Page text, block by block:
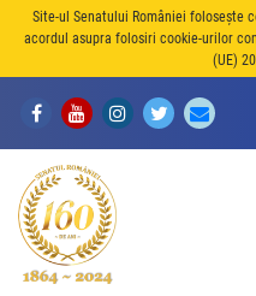
Site-ul Senatului României folosește
acordul asupra folosiri cookie-urilor
(UE)